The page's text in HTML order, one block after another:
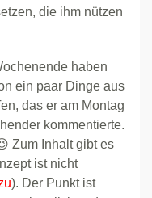
die ihm nützen
haben
ein paar Dinge aus
das er am Montag
kommentierte.
Zum Inhalt gibt es
ist nicht
). Der Punkt ist